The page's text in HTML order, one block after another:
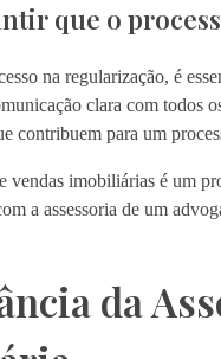
que o
na regularização, é
clara com todos
contribuem para um
vendas imobiliárias é um
a assessoria de um
da